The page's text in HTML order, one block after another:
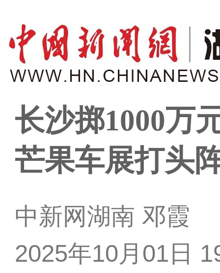
长沙掷1000万
芒果车展打头
中新网湖南 邓霞
2025年10月01日